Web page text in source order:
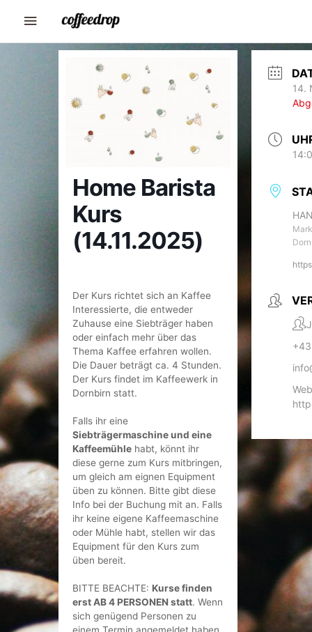
Hauptmenü
Home Barista
Kurs
(14.11.2025)
Der Kurs richtet sich an Kaffee
Interessierte, die entweder
Zuhause eine Siebträger haben
oder einfach mehr über das
Thema Kaffee erfahren wollen.
Die Dauer beträgt ca. 4 Stunden.
Der Kurs findet im Kaffeewerk in
Dornbirn statt.
Falls ihr eine
Siebträgermaschine und eine
Kaffeemühle habt, könnt ihr
diese gerne zum Kurs mitbringen,
um gleich am eignen Equipment
üben zu können. Bitte gibt diese
Info bei der Buchung mit an. Falls
ihr keine eigene Kaffeemaschine
oder Mühle habt, stellen wir das
Equipment für den Kurs zum
üben bereit.
BITTE BEACHTE: Kurse finden
erst AB 4 PERSONEN statt. Wenn
sich genügend Personen zu
14.